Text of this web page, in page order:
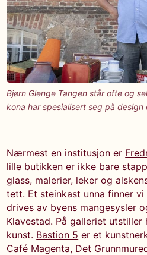
Bjørn Glenge Tangen står ofte og
kona har spesialisert seg på design
Nærmest en institusjon er
lille butikken er ikke bare
glass, malerier, leker og
tett. Et steinkast unna finner vi
drives av byens mangesysler
Klavestad. På galleriet utstiller
kunst. Bastion 5 er et
Café Magenta, Det